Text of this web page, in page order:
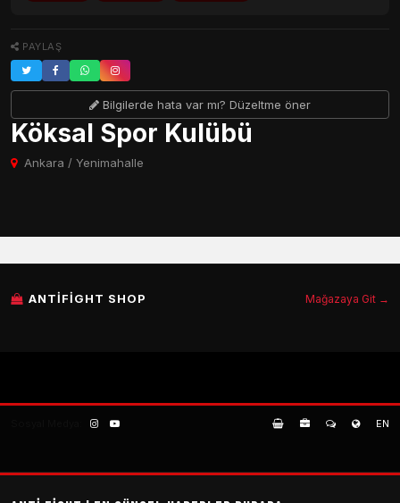
PAYLAŞ
Bilgilerde hata var mı? Düzeltme öner
Köksal Spor Kulübü
Ankara / Yenimahalle
ANTIFIGHT SHOP Mağazaya Git →
EN